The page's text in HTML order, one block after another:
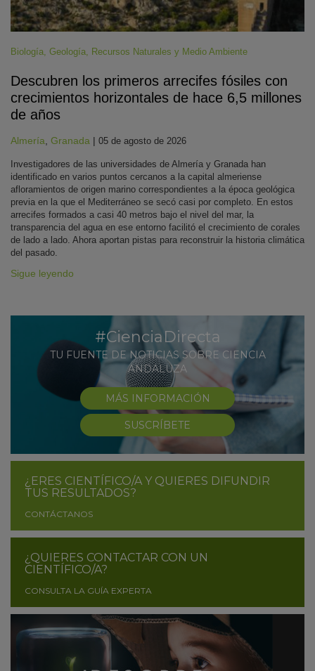
Biología, Geología, Recursos Naturales y Medio Ambiente
Descubren los primeros arrecifes fósiles con
crecimientos horizontales de hace 6,5 millones
de años
Almería Granada | 05 de agosto de 2026
Investigadores de las universidades de Almería y Granada han
identificado en varios puntos cercanos a la capital almeriense
afloramientos de origen marino correspondientes a la época geológica
previa en la que el Mediterráneo se secó casi por completo. En estos
arrecifes formados a casi 40 metros bajo el nivel del mar, la
transparencia del agua en ese entorno facilitó el crecimiento de corales
de lado a lado. Ahora aportan pistas para reconstruir la historia climática
del pasado.
Sigue leyendo
#CienciaDirecta
TU FUENTE DE NOTICIAS SOBRE CIENCIA
ANDALUZA
MÁS INFORMACIÓN
SUSCRÍBETE
¿ERES CIENTÍFICO/A Y QUIERES DIFUNDIR
TUS RESULTADOS?
CONTÁCTANOS
¿QUIERES CONTACTAR CON UN
CIENTÍFICO/A?
CONSULTA LA GUÍA EXPERTA